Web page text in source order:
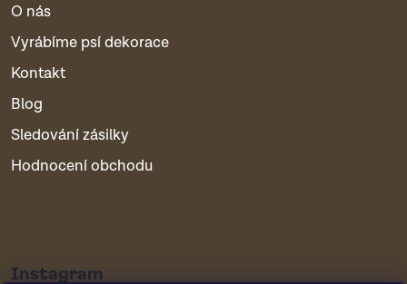
O nás
Vyrábíme psí dekorace
Kontakt
Blog
Sledování zásilky
Hodnocení obchodu
Instagram